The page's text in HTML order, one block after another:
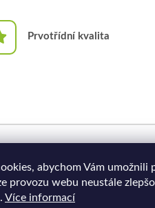
abychom Vám
provozu webu neustále
Více informací
Prvotřídní kvalita